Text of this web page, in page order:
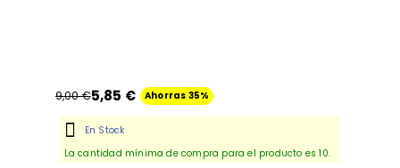
9,00 €5,85 € Ahorras 35%
En Stock
La cantidad mínima de compra para el producto es 10.